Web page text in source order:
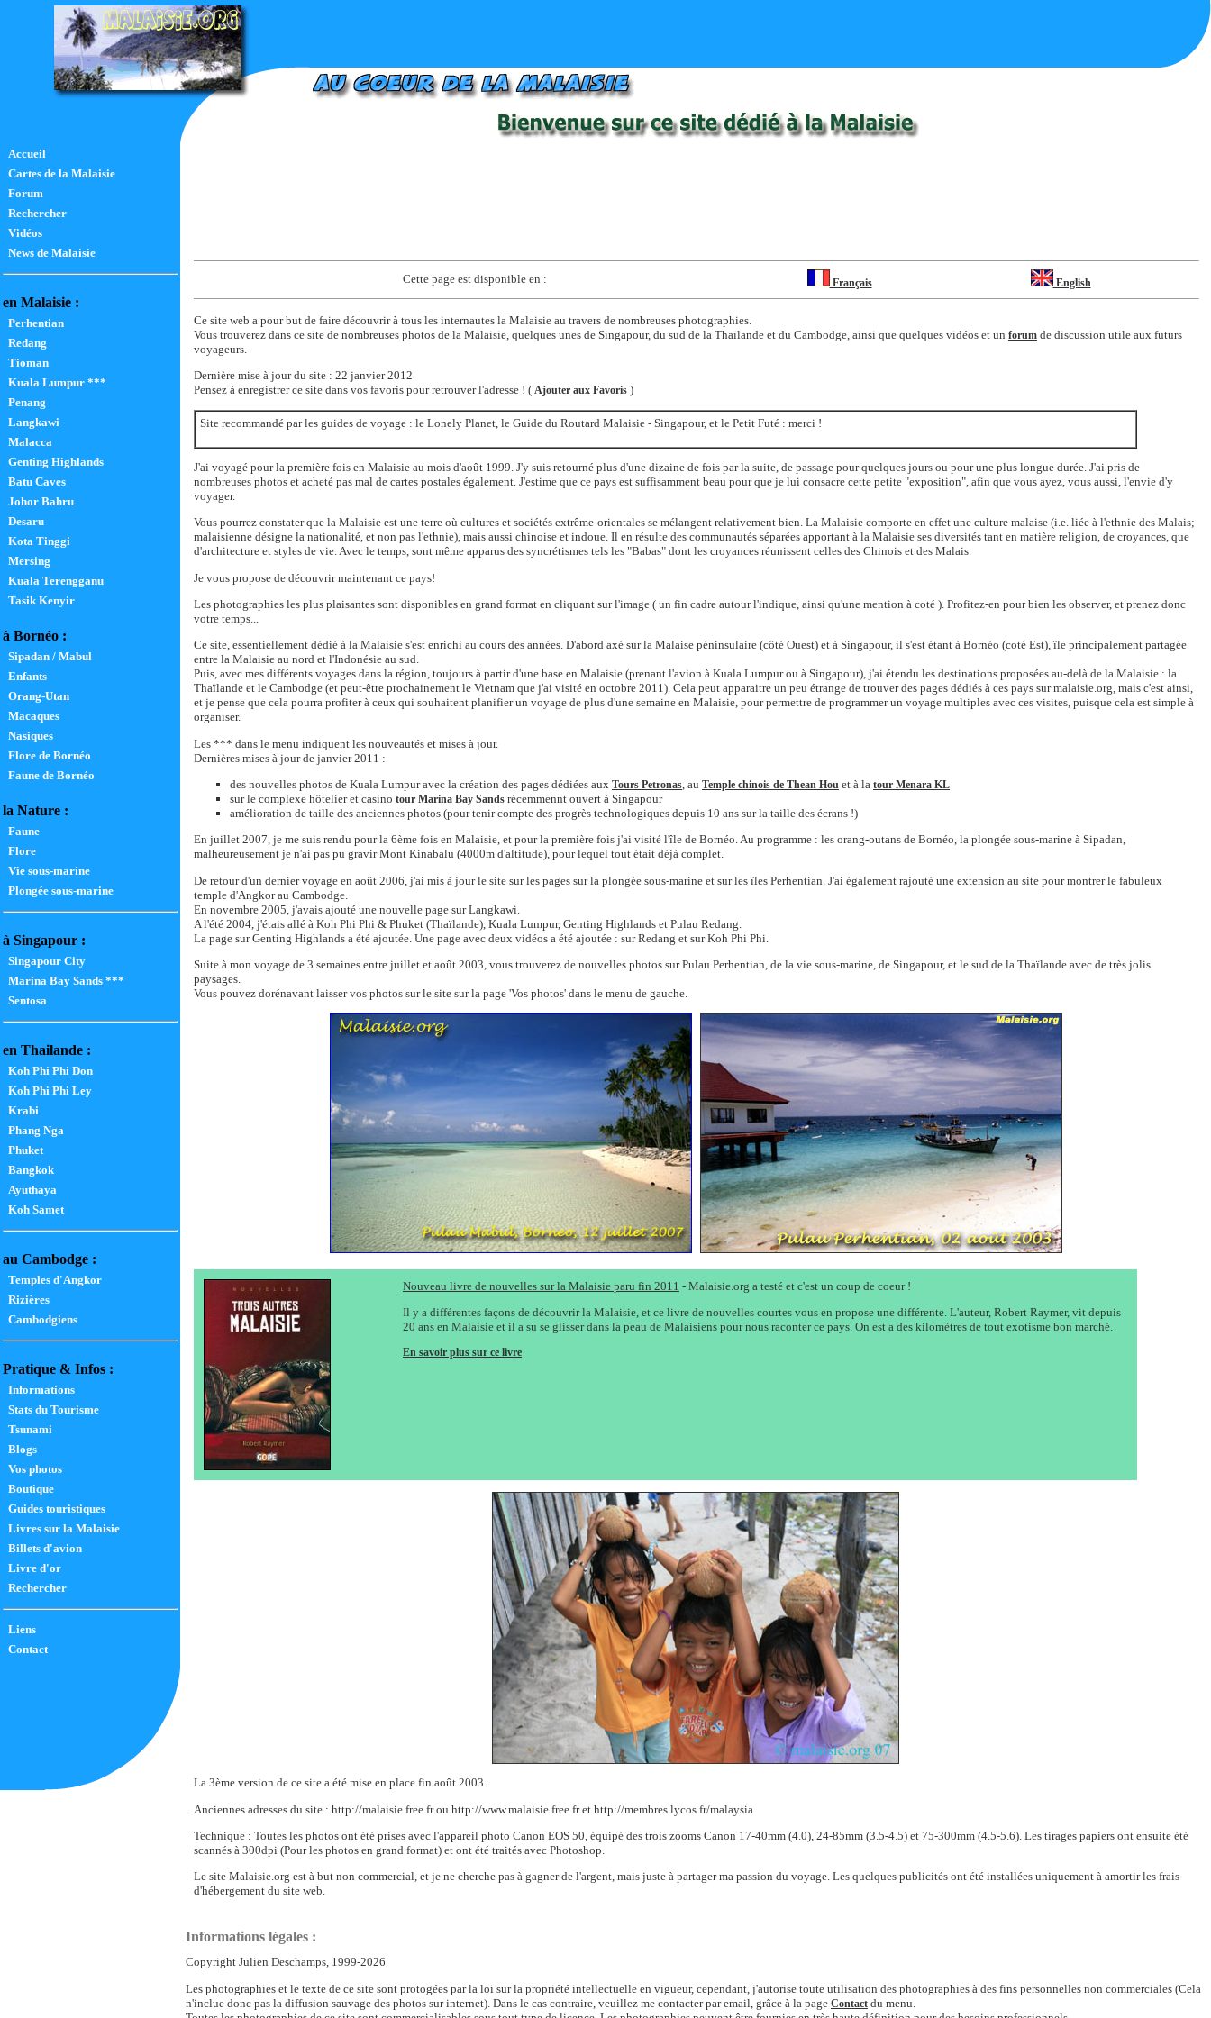
Accueil
Cartes de la Malaisie
Forum
Rechercher
Vidéos
News de Malaisie
en Malaisie :
Perhentian
Redang
Tioman
Kuala Lumpur ***
Penang
Langkawi
Malacca
Genting Highlands
Batu Caves
Johor Bahru
Desaru
Kota Tinggi
Mersing
Kuala Terengganu
Tasik Kenyir
à Bornéo :
Sipadan / Mabul
Enfants
Orang-Utan
Macaques
Nasiques
Flore de Bornéo
Faune de Bornéo
la Nature :
Faune
Flore
Vie sous-marine
Plongée sous-marine
à Singapour :
Singapour City
Marina Bay Sands ***
Sentosa
en Thailande :
Koh Phi Phi Don
Koh Phi Phi Ley
Krabi
Phang Nga
Phuket
Bangkok
Ayuthaya
Koh Samet
au Cambodge :
Temples d'Angkor
Rizières
Cambodgiens
Pratique & Infos :
Informations
Stats du Tourisme
Tsunami
Blogs
Vos photos
Boutique
Guides touristiques
Livres sur la Malaisie
Billets d'avion
Livre d'or
Rechercher
Liens
Contact
Cette page est disponible en : Français English
Ce site web a pour but de faire découvrir à tous les internautes la Malaisie au travers de nombreuses photographies.
Vous trouverez dans ce site de nombreuses photos de la Malaisie, quelques unes de Singapour, du sud de la Thaïlande et du Cambodge, ainsi que quelques vidéos et un forum de discussion utile aux futurs
voyageurs.
Dernière mise à jour du site : 22 janvier 2012
Pensez à enregistrer ce site dans vos favoris pour retrouver l'adresse ! ( Ajouter aux Favoris )
Site recommandé par les guides de voyage : le Lonely Planet, le Guide du Routard Malaisie - Singapour, et le Petit Futé : merci !
J'ai voyagé pour la première fois en Malaisie au mois d'août 1999. J'y suis retourné plus d'une dizaine de fois par la suite, de passage pour quelques jours ou pour une plus longue durée. J'ai pris de
nombreuses photos et acheté pas mal de cartes postales également. J'estime que ce pays est suffisamment beau pour que je lui consacre cette petite "exposition", afin que vous ayez, vous aussi, l'envie d'y
voyager.
Vous pourrez constater que la Malaisie est une terre où cultures et sociétés extrême-orientales se mélangent relativement bien. La Malaisie comporte en effet une culture malaise (i.e. liée à l'ethnie des Malais;
malaisienne désigne la nationalité, et non pas l'ethnie), mais aussi chinoise et indoue. Il en résulte des communautés séparées apportant à la Malaisie ses diversités tant en matière religion, de croyances, que
d'architecture et styles de vie. Avec le temps, sont même apparus des syncrétismes tels les "Babas" dont les croyances réunissent celles des Chinois et des Malais.
Je vous propose de découvrir maintenant ce pays!
Les photographies les plus plaisantes sont disponibles en grand format en cliquant sur l'image ( un fin cadre autour l'indique, ainsi qu'une mention à coté ). Profitez-en pour bien les observer, et prenez donc
votre temps...
Ce site, essentiellement dédié à la Malaisie s'est enrichi au cours des années. D'abord axé sur la Malaise péninsulaire (côté Ouest) et à Singapour, il s'est étant à Bornéo (coté Est), île principalement partagée
entre la Malaisie au nord et l'Indonésie au sud.
Puis, avec mes différents voyages dans la région, toujours à partir d'une base en Malaisie (prenant l'avion à Kuala Lumpur ou à Singapour), j'ai étendu les destinations proposées au-delà de la Malaisie : la
Thaïlande et le Cambodge (et peut-être prochainement le Vietnam que j'ai visité en octobre 2011). Cela peut apparaitre un peu étrange de trouver des pages dédiés à ces pays sur malaisie.org, mais c'est ainsi,
et je pense que cela pourra profiter à ceux qui souhaitent planifier un voyage de plus d'une semaine en Malaisie, pour permettre de programmer un voyage multiples avec ces visites, puisque cela est simple à
organiser.
Les *** dans le menu indiquent les nouveautés et mises à jour.
Dernières mises à jour de janvier 2011 :
des nouvelles photos de Kuala Lumpur avec la création des pages dédiées aux Tours Petronas , au Temple chinois de Thean Hou et à la tour Menara KL
sur le complexe hôtelier et casino tour Marina Bay Sands récemmennt ouvert à Singapour
amélioration de taille des anciennes photos (pour tenir compte des progrès technologiques depuis 10 ans sur la taille des écrans !)
En juillet 2007, je me suis rendu pour la 6ème fois en Malaisie, et pour la première fois j'ai visité l'île de Bornéo. Au programme : les orang-outans de Bornéo, la plongée sous-marine à Sipadan,
malheureusement je n'ai pas pu gravir Mont Kinabalu (4000m d'altitude), pour lequel tout était déjà complet.
De retour d'un dernier voyage en août 2006, j'ai mis à jour le site sur les pages sur la plongée sous-marine et sur les îles Perhentian. J'ai également rajouté une extension au site pour montrer le fabuleux
temple d'Angkor au Cambodge.
En novembre 2005, j'avais ajouté une nouvelle page sur Langkawi.
A l'été 2004, j'étais allé à Koh Phi Phi & Phuket (Thaïlande), Kuala Lumpur, Genting Highlands et Pulau Redang.
La page sur Genting Highlands a été ajoutée. Une page avec deux vidéos a été ajoutée : sur Redang et sur Koh Phi Phi.
Suite à mon voyage de 3 semaines entre juillet et août 2003, vous trouverez de nouvelles photos sur Pulau Perhentian, de la vie sous-marine, de Singapour, et le sud de la Thaïlande avec de très jolis
paysages.
Vous pouvez dorénavant laisser vos photos sur le site sur la page 'Vos photos' dans le menu de gauche.
Nouveau livre de nouvelles sur la Malaisie paru fin 2011 - Malaisie.org a testé et c'est un coup de coeur !
Il y a différentes façons de découvrir la Malaisie, et ce livre de nouvelles courtes vous en propose une différente. L'auteur, Robert Raymer, vit depuis
20 ans en Malaisie et il a su se glisser dans la peau de Malaisiens pour nous raconter ce pays. On est a des kilomètres de tout exotisme bon marché.
En savoir plus sur ce livre
La 3ème version de ce site a été mise en place fin août 2003.
Anciennes adresses du site : http://malaisie.free.fr ou http://www.malaisie.free.fr et http://membres.lycos.fr/malaysia
Technique : Toutes les photos ont été prises avec l'appareil photo Canon EOS 50, équipé des trois zooms Canon 17-40mm (4.0), 24-85mm (3.5-4.5) et 75-300mm (4.5-5.6). Les tirages papiers ont ensuite été
scannés à 300dpi (Pour les photos en grand format) et ont été traités avec Photoshop.
Le site Malaisie.org est à but non commercial, et je ne cherche pas à gagner de l'argent, mais juste à partager ma passion du voyage. Les quelques publicités ont été installées uniquement à amortir les frais
d'hébergement du site web.
Informations légales :
Copyright Julien Deschamps, 1999-2026
Les photographies et le texte de ce site sont protogées par la loi sur la propriété intellectuelle en vigueur, cependant, j'autorise toute utilisation des photographies à des fins personnelles non commerciales (Cela
n'inclue donc pas la diffusion sauvage des photos sur internet). Dans le cas contraire, veuillez me contacter par email, grâce à la page Contact du menu.